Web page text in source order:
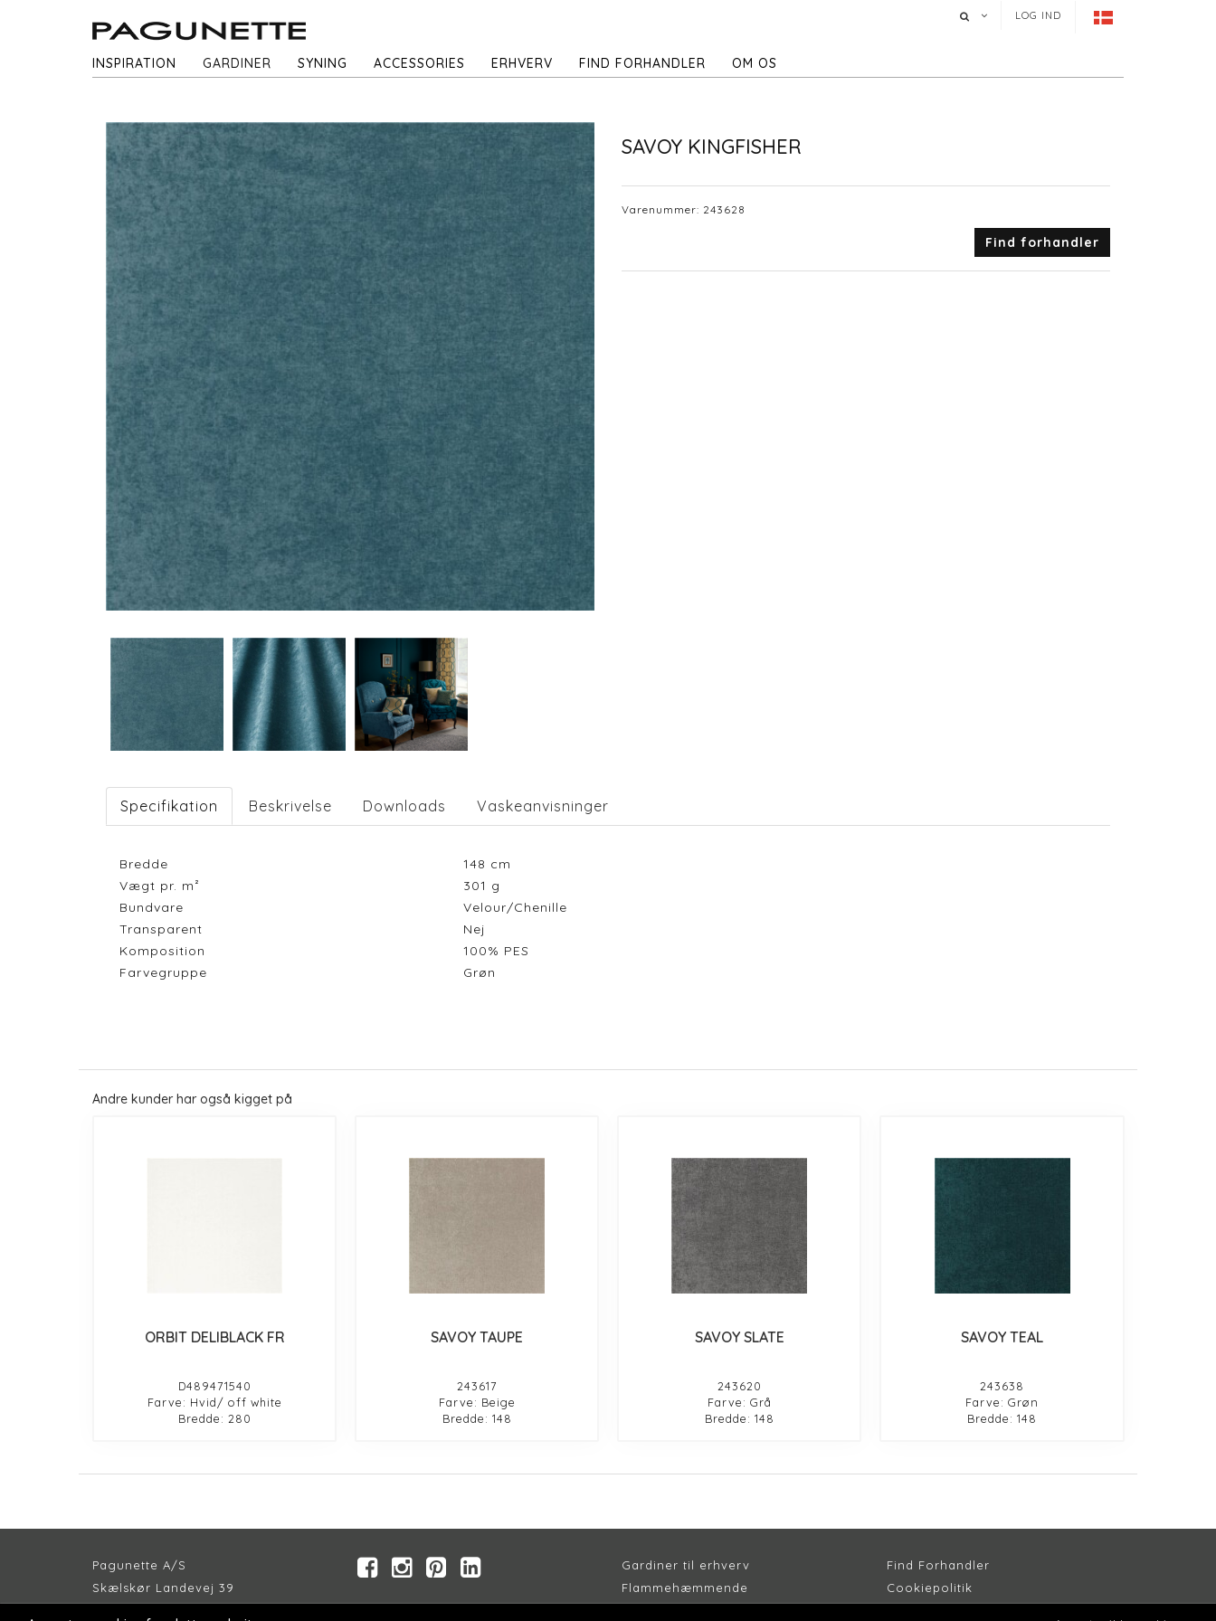
LOG IND
INSPIRATION GARDINER SYNING ACCESSORIES ERHVERV FIND FORHANDLER OM OS
SAVOY KINGFISHER
Varenummer: 243628
Find forhandler
Specifikation Beskrivelse Downloads Vaskeanvisninger
Bredde 148 cm
Vægt pr. m²
301 g
Bundvare
Velour/Chenille
Transparent
Nej
Komposition
100% PES
Farvegruppe
Grøn
Andre kunder har også kigget på
ORBIT DELIBLACK FR
D489471540
Farve: Hvid/ off white
Bredde: 280
SAVOY TAUPE
243617
Farve: Beige
Bredde: 148
SAVOY SLATE
243620
Farve: Grå
Bredde: 148
SAVOY TEAL
243638
Farve: Grøn
Bredde: 148
Pagunette A/S
Skælskør Landevej 39
Gardiner til erhverv
Flammehæmmende
Find Forhandler
Cookiepolitik